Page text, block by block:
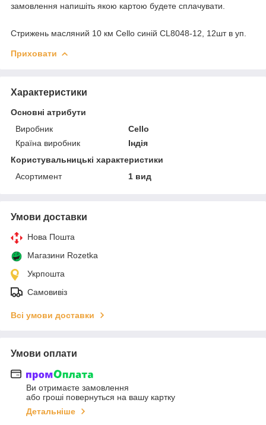
замовлення напишіть якою картою будете сплачувати.
Стрижень масляний 10 км Cello синій CL8048-12, 12шт в уп.
Приховати
Характеристики
Основні атрибути
Виробник
Cello
Країна виробник
Індія
Користувальницькі характеристики
Асортимент
1 вид
Умови доставки
Нова Пошта
Магазини Rozetka
Укрпошта
Самовивіз
Всі умови доставки
Умови оплати
Ви отримаєте замовлення
або гроші повернуться на вашу картку
Детальніше